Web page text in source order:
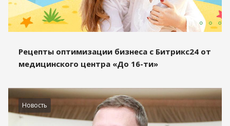
Рецепты оптимизации бизнеса с Битрикс24 от
медицинского центра «До 16-ти»
Новость